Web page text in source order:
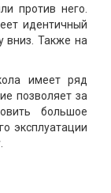
против него.
идентичный
вниз. Также на
имеет ряд
позволяет за
большое
эксплуатации